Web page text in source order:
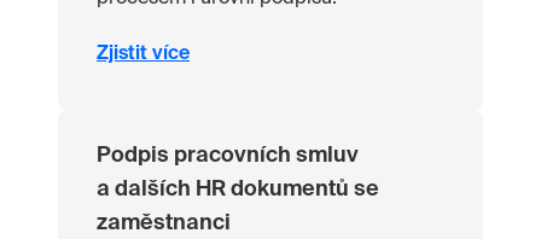
Zjistit více
Podpis pracovních smluv
a dalších HR dokumentů se
zaměstnanci